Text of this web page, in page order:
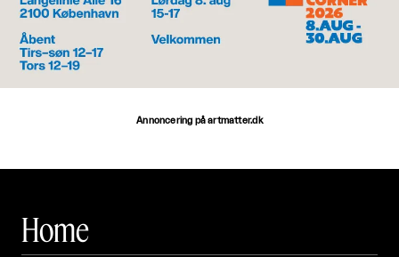
Annoncering på artmatter.dk
Home